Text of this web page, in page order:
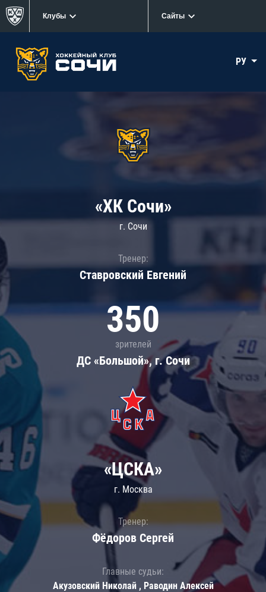
Клубы Сайты
РУ
«ХК Сочи»
г. Сочи
Тренер:
Ставровский Евгений
350
зрителей
ДС «Большой», г. Сочи
«ЦСКА»
г. Москва
Тренер:
Фёдоров Сергей
Главные судьи:
Акузовский Николай , Раводин Алексей